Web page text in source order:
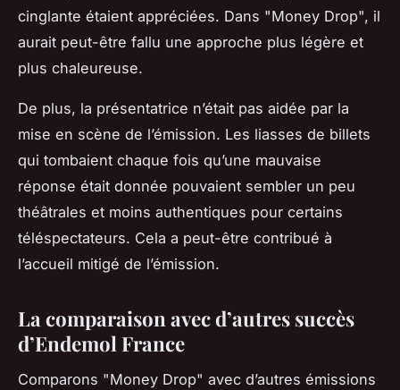
cinglante étaient appréciées. Dans "Money Drop", il
aurait peut-être fallu une approche plus légère et
plus chaleureuse.
De plus, la présentatrice n’était pas aidée par la
mise en scène de l’émission. Les liasses de billets
qui tombaient chaque fois qu’une mauvaise
réponse était donnée pouvaient sembler un peu
théâtrales et moins authentiques pour certains
téléspectateurs. Cela a peut-être contribué à
l’accueil mitigé de l’émission.
La comparaison avec d’autres succès
d’Endemol France
Comparons "Money Drop" avec d’autres émissions